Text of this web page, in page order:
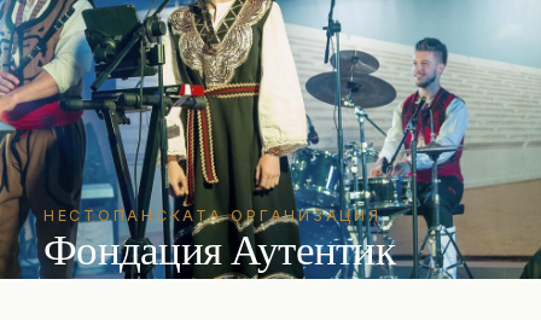
НЕСТОПАНСКАТА ОРГАНИЗАЦИЯ
Фондация Аутентик
Независима НПО, основана през 2018 г. Член